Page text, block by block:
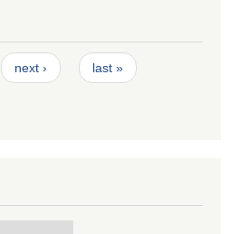
next › last »